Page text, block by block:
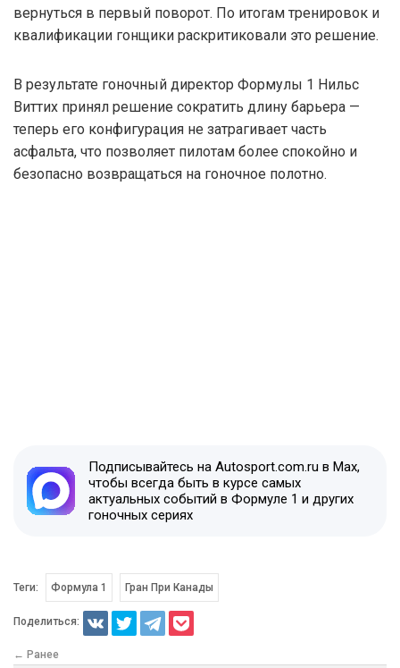
вернуться в первый поворот. По итогам тренировок и
квалификации гонщики раскритиковали это решение.
В результате гоночный директор Формулы 1 Нильс
Виттих принял решение сократить длину барьера —
теперь его конфигурация не затрагивает часть
асфальта, что позволяет пилотам более спокойно и
безопасно возвращаться на гоночное полотно.
Подписывайтесь на Autosport.com.ru в Max,
чтобы всегда быть в курсе самых
актуальных событий в Формуле 1 и других
гоночных сериях
Теги: Формула 1 Гран При Канады
Поделиться:
← Ранее